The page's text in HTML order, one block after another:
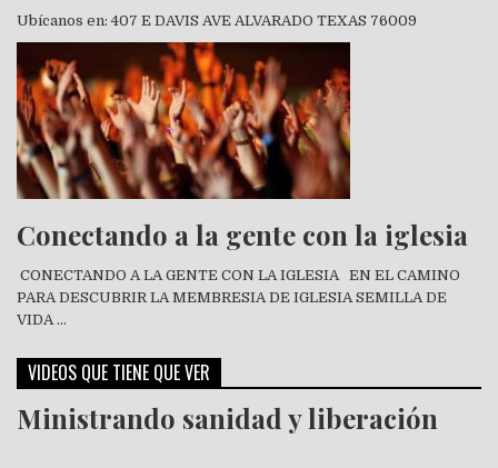
Ubícanos en: 407 E DAVIS AVE ALVARADO TEXAS 76009
Conectando a la gente con la iglesia
CONECTANDO A LA GENTE CON LA IGLESIA EN EL CAMINO
PARA DESCUBRIR LA MEMBRESIA DE IGLESIA SEMILLA DE
VIDA …
VIDEOS QUE TIENE QUE VER
Ministrando sanidad y liberación